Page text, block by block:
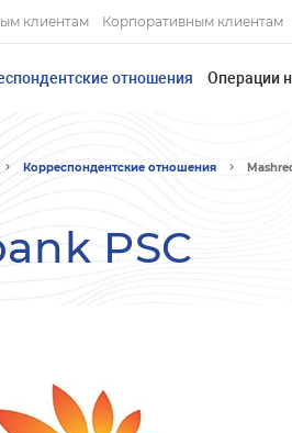
клиентам Корпоративным клиентам
отношения Операции
Корреспондентские отношения
PSC